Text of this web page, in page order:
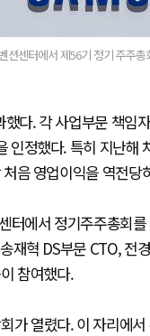
션센터에서 제56기 정기 주주
다. 각 사업부문 책임
인정했다. 특히 지난
음 영업이익을 역전당
터에서 정기주주총회
재혁 DS부문 CTO, 전
참여했다.
가 열렸다. 이 자리에